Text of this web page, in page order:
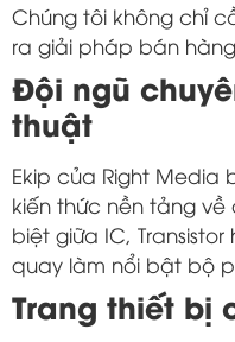
Chúng tôi không chỉ
ra giải pháp bán
Đội ngũ
thuật
Ekip của Right Media
kiến thức nền tảng
biệt giữa IC,
quay làm nổi bật bộ
Trang thiết bị